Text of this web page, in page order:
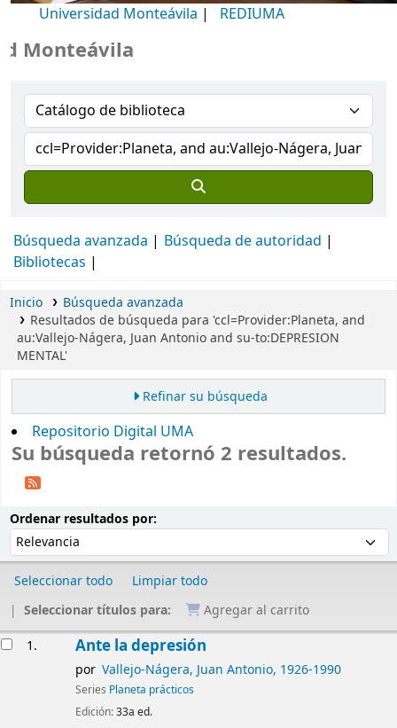
Universidad Monteávila | REDIUMA
Búsqueda avanzada
Búsqueda de autoridad
Bibliotecas
Inicio
Búsqueda avanzada
Resultados de búsqueda para 'ccl=Provider:Planeta, and
au:Vallejo-Nágera, Juan Antonio and su-to:DEPRESION
MENTAL'
Refinar su búsqueda
Repositorio Digital UMA
Su búsqueda retornó 2 resultados.
Ordenar resultados por:
Seleccionar todo
Limpiar todo
Seleccionar títulos para:
Agregar al carrito
1. Ante la depresión
por Vallejo-Nágera, Juan Antonio, 1926-1990
Series Planeta prácticos
Edición:33a ed.